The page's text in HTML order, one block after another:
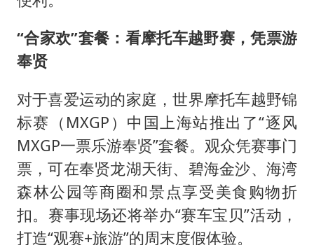
“合家欢”套餐：看摩托车越野赛，凭票游
奉贤
对于喜爱运动的家庭，世界摩托车越野锦
标赛（MXGP）中国上海站推出了“逐风
MXGP一票乐游奉贤”套餐。观众凭赛事门
票，可在奉贤龙湖天街、碧海金沙、海湾
森林公园等商圈和景点享受美食购物折
扣。赛事现场还将举办“赛车宝贝”活动，
打造“观赛+旅游”的周末度假体验。